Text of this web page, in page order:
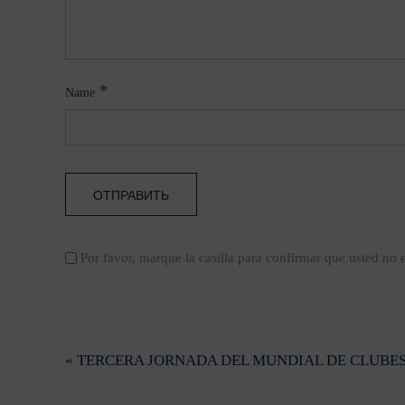
Name *
Por favor, marque la casilla para confirmar que usted no
« TERCERA JORNADA DEL MUNDIAL DE